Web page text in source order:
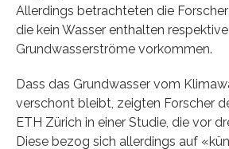
Allerdings betrachteten die
die kein Wasser enthalten
Grundwasserströme vorkommen.
Dass das Grundwasser vom
verschont bleibt, zeigten Forscher
ETH Zürich in einer Studie, die vor
Diese bezog sich allerdings auf